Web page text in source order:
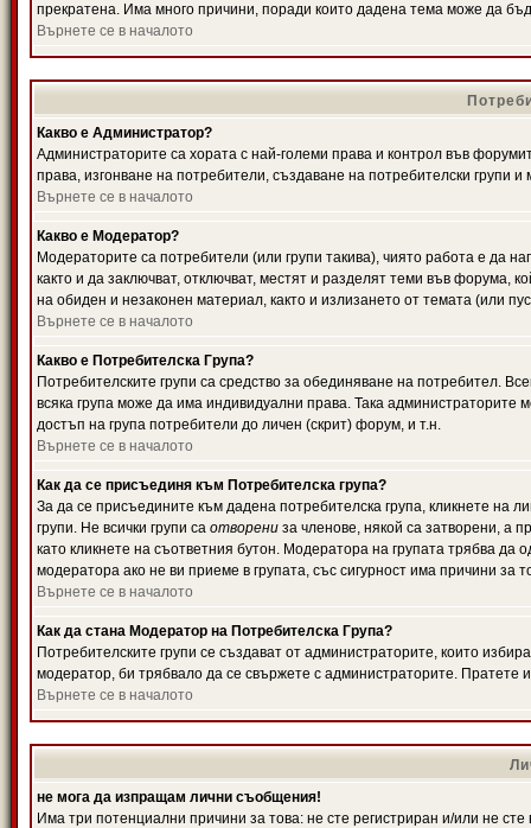
прекратена. Има много причини, поради които дадена тема може да
Върнете се в началото
Какво е Администратор?
Администраторите са хората с най-големи права и контрол във
права, изгонване на потребители, създаване на потребителски групи
Върнете се в началото
Какво е Модератор?
Модераторите са потребители (или групи такива), чиято работа е да
както и да заключват, отключват, местят и разделят теми във форума,
на обиден и незаконен материал, както и излизането от темата (или
Върнете се в началото
Какво е Потребителска Група?
Потребителските групи са средство за обединяване на потребител.
всяка група може да има индивидуални права. Така
достъп на група потребители до личен (скрит) форум, и т.н.
Върнете се в началото
Как да се присъединя към Потребителска група?
За да се присъедините към дадена потребителска група, кликнете на
групи. Не всички групи са отворени за членове, някой са затворени, а
като кликнете на съответния бутон. Модератора на групата трябва
модератора ако не ви приеме в групата, със сигурност има причини за
Върнете се в началото
Как да стана Модератор на Потребителска Група?
Потребителските групи се създават от администраторите, които
модератор, би трябвало да се свържете с администраторите.
Върнете се в началото
не мога да изпращам лични съобщения!
Има три потенциални причини за това: не сте регистриран и/или не